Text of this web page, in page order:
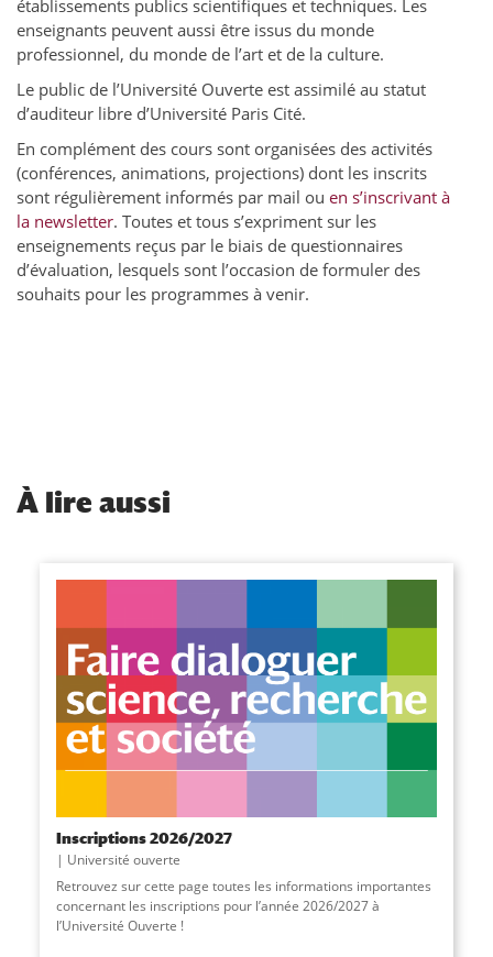
établissements publics scientifiques et techniques. Les
enseignants peuvent aussi être issus du monde
professionnel, du monde de l’art et de la culture.
Le public de l’Université Ouverte est assimilé au statut
d’auditeur libre d’Université Paris Cité.
En complément des cours sont organisées des activités
(conférences, animations, projections) dont les inscrits
sont régulièrement informés par mail ou en s’inscrivant à
la newsletter. Toutes et tous s’expriment sur les
enseignements reçus par le biais de questionnaires
d’évaluation, lesquels sont l’occasion de formuler des
souhaits pour les programmes à venir.
À lire aussi
Inscriptions 2026/2027
Université ouverte
Retrouvez sur cette page toutes les informations importantes
concernant les inscriptions pour l’année 2026/2027 à
l’Université Ouverte !